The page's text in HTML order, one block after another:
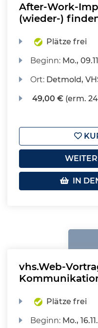
After-Work-
(wieder-)
Plätze frei
Beginn: Mo.,
Ort: Detmold,
49,00 € (erm.
IN
vhs.Web-
Plätze frei
Beginn: Mo.,